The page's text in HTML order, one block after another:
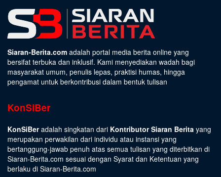
Siaran-Berita.com adalah portal media berita online yang
bersifat terbuka dan inklusif. Kami menyediakan wadah bagi
masyarakat umum, penulis lepas, praktisi humas, hingga
pengamat untuk berkontribusi dalam bentuk tulisan
KonSiBer
KonSiBeradalah singkatan dari Kontributor Siaran Berita yang
merupakan perwakilan dari individu atau instansi yang
bertanggung-jawab penuh atas semua tulisan yang diterbitkan di
Siaran-Berita.com sesuai dengan Syarat dan Ketentuan yang
berlaku di Siaran-Berita.com